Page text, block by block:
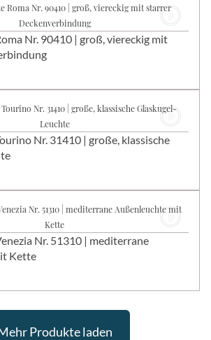
Nr. 90410 | groß, viereckig mit
Nr. 31410 | große, klassische
Nr. 51310 | mediterrane
Kette
Produkte laden